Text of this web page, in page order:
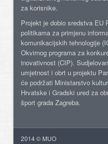
za korisnike.
Projekt je dobio sredstva EU
politikama za primjenu
komunikacijskih tehnologije
Okvirnog programa za
inovativnost (CIP).
umjetnost i obrt u projektu
će podržati Ministarstvo
Hrvatske i Gradski ured za
šport grada Zagreba.
2014 © MUO